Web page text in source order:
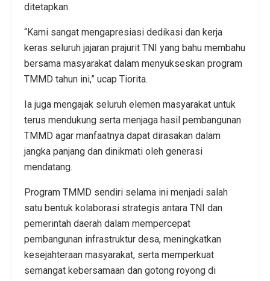
ditetapkan.
“Kami sangat mengapresiasi dedikasi dan kerja
keras seluruh jajaran prajurit TNI yang bahu membahu
bersama masyarakat dalam menyukseskan program
TMMD tahun ini,” ucap Tiorita.
Ia juga mengajak seluruh elemen masyarakat untuk
terus mendukung serta menjaga hasil pembangunan
TMMD agar manfaatnya dapat dirasakan dalam
jangka panjang dan dinikmati oleh generasi
mendatang.
Program TMMD sendiri selama ini menjadi salah
satu bentuk kolaborasi strategis antara TNI dan
pemerintah daerah dalam mempercepat
pembangunan infrastruktur desa, meningkatkan
kesejahteraan masyarakat, serta memperkuat
semangat kebersamaan dan gotong royong di